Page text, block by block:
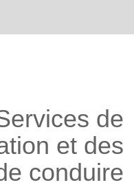
de
et des
conduire